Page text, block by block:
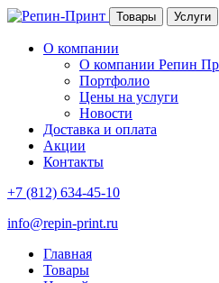
Товары Услуги
О компании
О компании Репин
Портфолио
Цены на услуги
Новости
Доставка и оплата
Акции
Контакты
+7 (812) 634-45-10
info@repin-print.ru
Главная
Товары